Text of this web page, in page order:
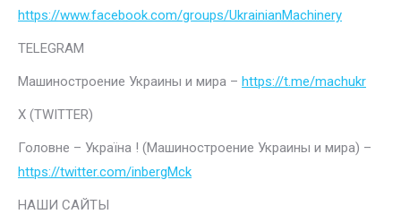
https://www.facebook.com/groups/UkrainianMachinery
TELEGRAM
Машиностроение Украины и мира – https://t.me/machukr
Х (TWITTER)
Головне – Україна ! (Машиностроение Украины и мира) –
https://twitter.com/inbergMck
НАШИ САЙТЫ